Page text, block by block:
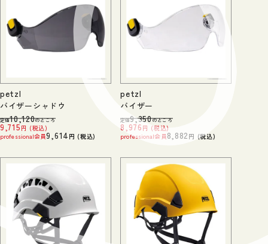
petzl
バイザーシャドウ
定価10,120のところ
9,715
税込
professional会員9,614 税込
petzl
バイザー
定価9,350のところ
8,976
税込
professional会員8,882 税込